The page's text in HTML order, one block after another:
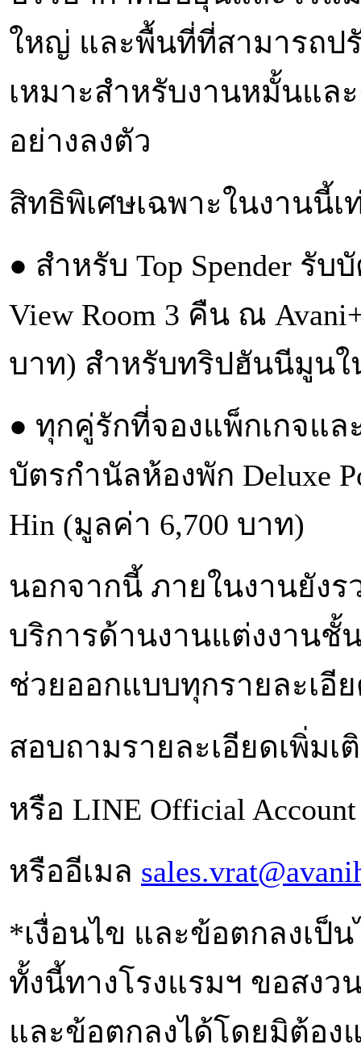
ใหญ่ และพื้นที่ที่สามารถป
เหมาะสำหรับงานหมั้นแล
อย่างลงตัว
สิทธิพิเศษเฉพาะในงานนี้เ
● สำหรับ Top Spender รับ
View Room 3 คืน ณ
บาท) สำหรับทริปฮันนีมูน
● ทุกคู่รักที่จองแพ็กเกจแล
บัตรกำนัลห้องพัก Deluxe
Hin (มูลค่า 6,700 บาท)
นอกจากนี้ ภายในงานยัง
บริการด้านงานแต่งงานชั้
ช่วยออกแบบทุกรายละเ
สอบถามรายละเอียดเพิ่มเ
หรือ LINE Official Account
หรืออีเมล
*เงื่อนไข และข้อตกลงเป็
ทั้งนี้ทางโรงแรมฯ ขอสงว
และข้อตกลงได้โดยมิต้อง